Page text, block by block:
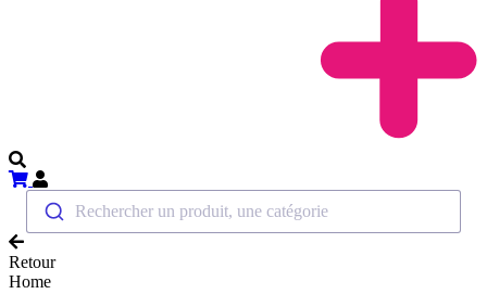
Rechercher un produit, une catégorie
Retour
Home